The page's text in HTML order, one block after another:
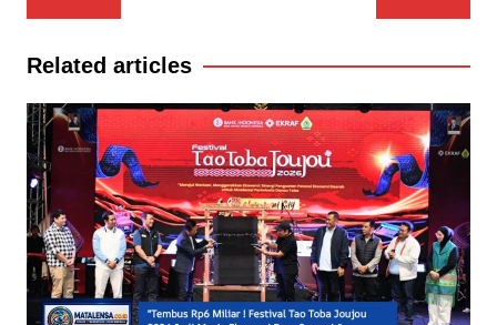
pos
Related articles